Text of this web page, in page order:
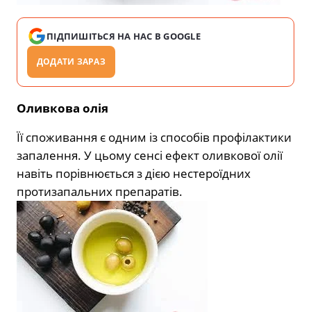
ПІДПИШІТЬСЯ НА НАС В GOOGLE
ДОДАТИ ЗАРАЗ
Оливкова олія
Її споживання є одним із способів профілактики
запалення. У цьому сенсі ефект оливкової олії
навіть порівнюється з дією нестероїдних
протизапальних препаратів.